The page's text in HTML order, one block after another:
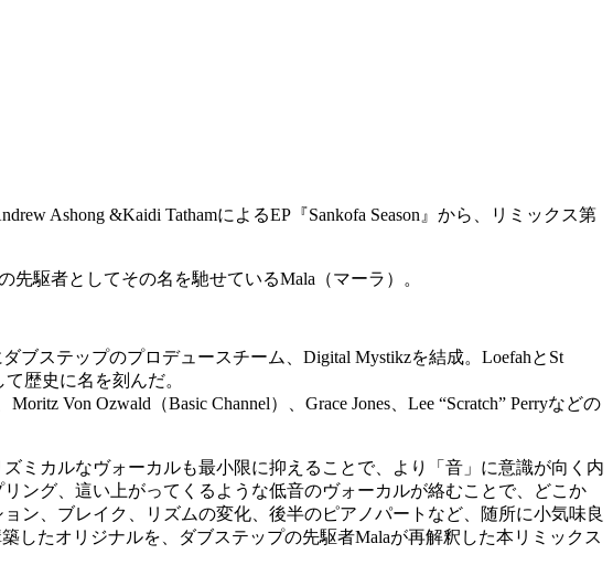
Ashong &Kaidi TathamによるEP『Sankofa Season』から、リミックス第
駆者としてその名を馳せているMala（マーラ）。
ブステップのプロデュースチーム、Digital Mystikzを結成。LoefahとSt
歴史に名を刻んだ。
Von Ozwald（Basic Channel）、Grace Jones、Lee “Scratch” Perryなどの
ミカルなヴォーカルも最小限に抑えることで、より「音」に意識が向く内
ング、這い上がってくるような低音のヴォーカルが絡むことで、どこか
ン、ブレイク、リズムの変化、後半のピアノパートなど、随所に小気味良
したオリジナルを、ダブステップの先駆者Malaが再解釈した本リミックス